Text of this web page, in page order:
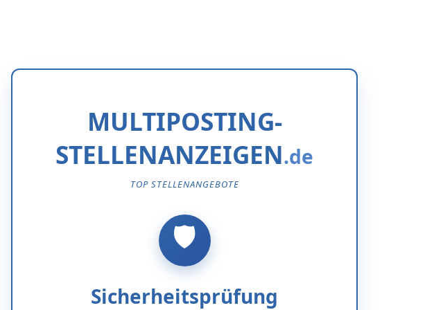
MULTIPOSTING-
STELLENANZEIGEN
TOP STELLENANGEBOTE
Sicherheitsprüfung